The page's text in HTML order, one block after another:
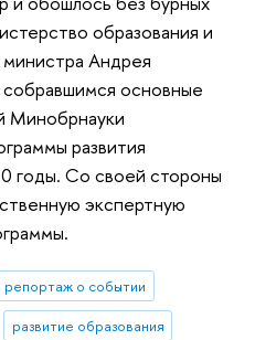
образования и
министра Андрея
основные
Минобрнауки
развития
годы. Со своей стороны
экспертную
репортаж о событии
развитие образования